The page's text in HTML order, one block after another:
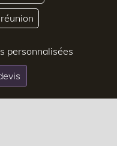
personnalisées